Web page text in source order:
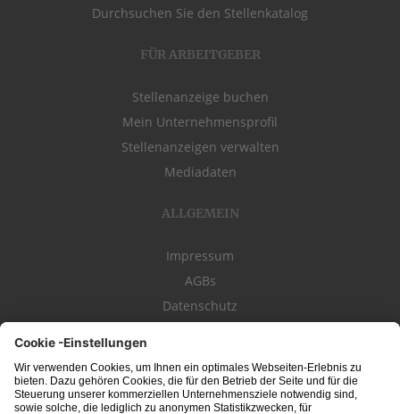
Durchsuchen Sie den Stellenkatalog
FÜR ARBEITGEBER
Stellenanzeige buchen
Mein Unternehmensprofil
Stellenanzeigen verwalten
Mediadaten
ALLGEMEIN
Impressum
AGBs
Datenschutz